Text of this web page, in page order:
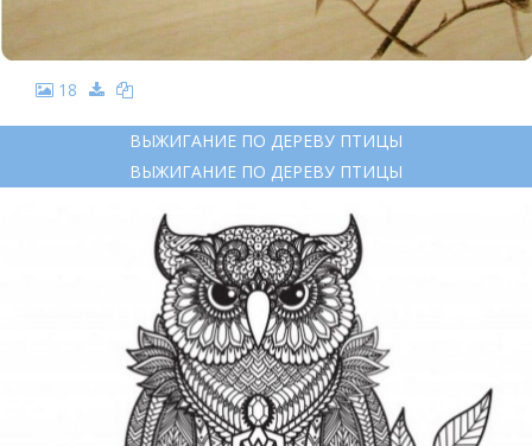
18
ВЫЖИГАНИЕ ПО ДЕРЕВУ ПТИЦЫ
ВЫЖИГАНИЕ ПО ДЕРЕВУ ПТИЦЫ